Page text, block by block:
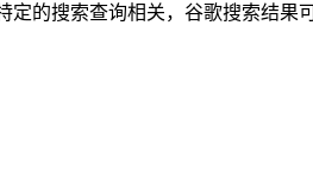
的搜索查询相关，谷歌搜索结